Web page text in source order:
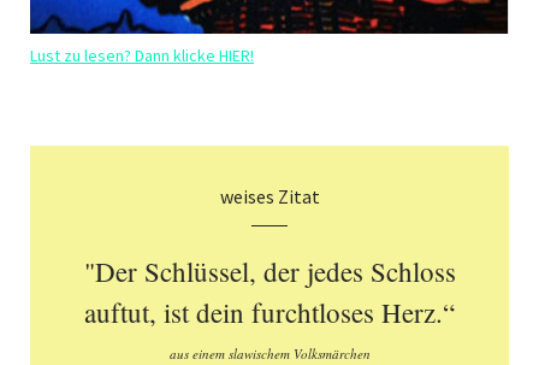
Lust zu lesen? Dann klicke HIER!
weises Zitat
"Der Schlüssel, der jedes Schloss
auftut, ist dein furchtloses Herz.“
aus einem slawischem Volksmärchen